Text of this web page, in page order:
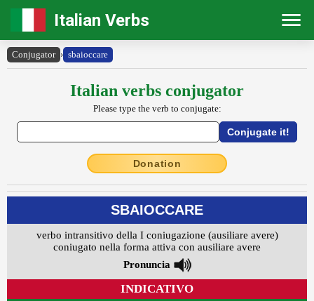
Italian Verbs
Conjugator › sbaioccare
Italian verbs conjugator
Please type the verb to conjugate:
Donation
SBAIOCCARE
verbo intransitivo della I coniugazione (ausiliare avere)
coniugato nella forma attiva con ausiliare avere
Pronuncia
INDICATIVO